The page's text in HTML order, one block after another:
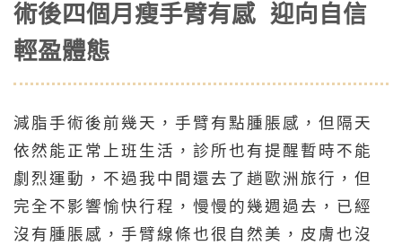
術後四個月瘦手臂有感 迎向自信
輕盈體態
減脂手術後前幾天，手臂有點腫脹感，但隔天
依然能正常上班生活，診所也有提醒暫時不能
劇烈運動，不過我中間還去了趟歐洲旅行，但
完全不影響愉快行程，慢慢的幾週過去，已經
沒有腫脹感，手臂線條也很自然美，皮膚也沒